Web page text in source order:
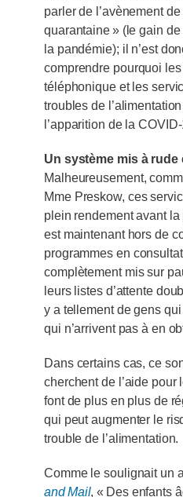
parler de l’avènement
quarantaine » (le gain
la pandémie); il n’est
comprendre pourquoi
téléphonique et les
troubles de
l’apparition de la
Un système mis à rude
Malheureusement,
Mme Preskow, ces
plein rendement avant
est maintenant hors de
programmes en
complètement mis sur
leurs listes d’attente
y a tellement de gens
qui n’arrivent pas à en
Dans certains cas, ce
cherchent de l’aide pour
font de plus en plus de
qui peut augmenter le
trouble de l’alimentation.
Comme le soulignait un
and Mail, « Des enfants